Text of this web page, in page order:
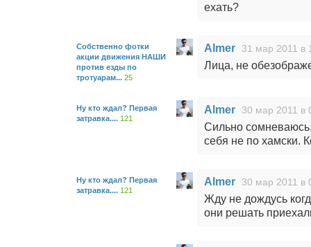
ехать?
Собственно фотки
акции движения НАШИ
против езды по
тротуарам... 25
Almer 31 мар 2011 в
Лица, не
Ну кто ждал? Первая
затравка.... 121
Almer 30 мар 2011 в
Сильно
себя не по хамски.
Ну кто ждал? Первая
затравка.... 121
Almer 30 мар 2011 в
Жду не дождусь
они решать